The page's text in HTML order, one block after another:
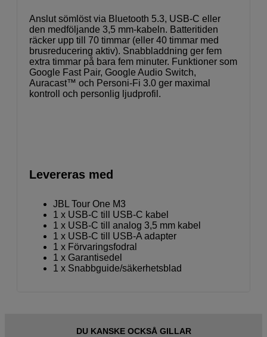
Anslut sömlöst via Bluetooth 5.3, USB-C eller
den medföljande 3,5 mm-kabeln. Batteritiden
räcker upp till 70 timmar (eller 40 timmar med
brusreducering aktiv). Snabbladdning ger fem
extra timmar på bara fem minuter. Funktioner som
Google Fast Pair, Google Audio Switch,
Auracast™ och Personi-Fi 3.0 ger maximal
kontroll och personlig ljudprofil.
Levereras med
JBL Tour One M3
1 x USB-C till USB-C kabel
1 x USB-C till analog 3,5 mm kabel
1 x USB-C till USB-A adapter
1 x Förvaringsfodral
1 x Garantisedel
1 x Snabbguide/säkerhetsblad
DU KANSKE OCKSÅ GILLAR